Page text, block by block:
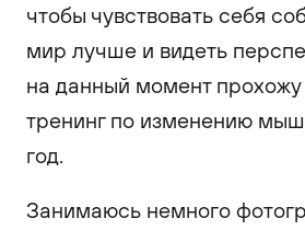
чтобы чувствовать себя
мир лучше и видеть
на данный момент
тренинг по изменению
год.
Занимаюсь немного